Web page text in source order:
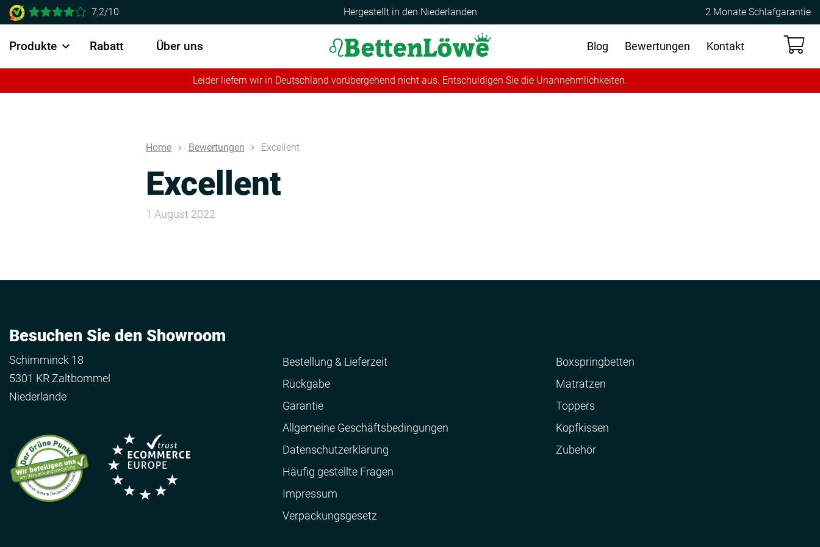
7,2/10 Hergestellt in den Niederlanden 2 Monate Schlafgarantie
Produkte Rabatt Über uns Kontakt
Bewertungen
Blog
Leider liefern wir in Deutschland vorübergehend nicht aus. Entschuldigen Sie die Unannehmlichkeiten.
Home Bewertungen Excellent
Excellent
1 August 2022
Besuchen Sie den Showroom
Schimminck 18
5301 KR Zaltbommel
Niederlande
Bestellung & Lieferzeit
Rückgabe
Garantie
Allgemeine Geschäftsbedingungen
Datenschutzerklärung
Häufig gestellte Fragen
Impressum
Verpackungsgesetz
Boxspringbetten
Matratzen
Toppers
Kopfkissen
Zubehör